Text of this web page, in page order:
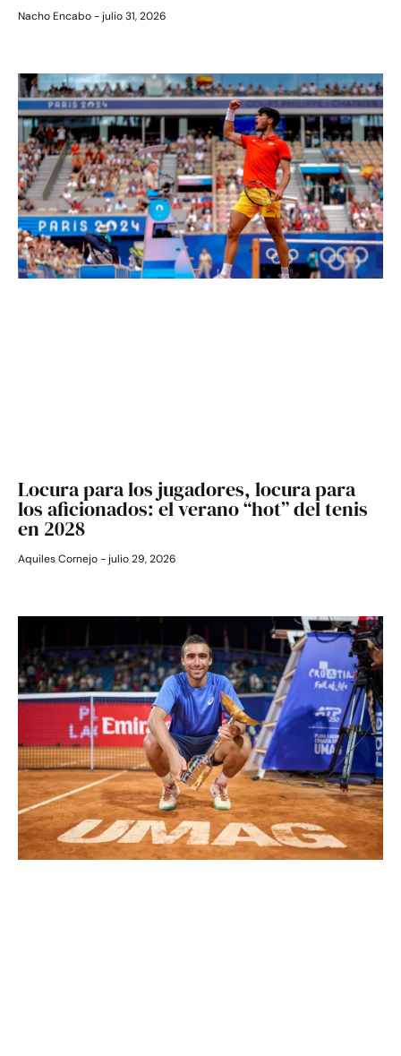
Nacho Encabo julio 31, 2026
Locura para los jugadores, locura para
los aficionados: el verano “hot” del tenis
en 2028
Aquiles Cornejo julio 29, 2026